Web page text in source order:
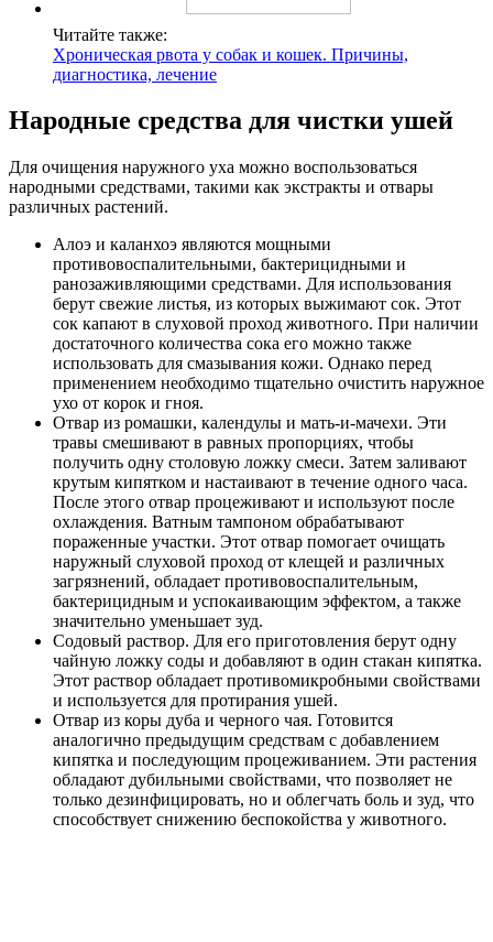
Читайте также:
Хроническая рвота у собак и кошек. Причины,
диагностика, лечение
Народные средства для чистки ушей
Для очищения наружного уха можно воспользоваться
народными средствами, такими как экстракты и отвары
различных растений.
Алоэ и каланхоэ являются мощными
противовоспалительными, бактерицидными и
ранозаживляющими средствами. Для использования
берут свежие листья, из которых выжимают сок. Этот
сок капают в слуховой проход животного. При наличии
достаточного количества сока его можно также
использовать для смазывания кожи. Однако перед
применением необходимо тщательно очистить наружное
ухо от корок и гноя.
Отвар из ромашки, календулы и мать-и-мачехи. Эти
травы смешивают в равных пропорциях, чтобы
получить одну столовую ложку смеси. Затем заливают
крутым кипятком и настаивают в течение одного часа.
После этого отвар процеживают и используют после
охлаждения. Ватным тампоном обрабатывают
пораженные участки. Этот отвар помогает очищать
наружный слуховой проход от клещей и различных
загрязнений, обладает противовоспалительным,
бактерицидным и успокаивающим эффектом, а также
значительно уменьшает зуд.
Содовый раствор. Для его приготовления берут одну
чайную ложку соды и добавляют в один стакан кипятка.
Этот раствор обладает противомикробными свойствами
и используется для протирания ушей.
Отвар из коры дуба и черного чая. Готовится
аналогично предыдущим средствам с добавлением
кипятка и последующим процеживанием. Эти растения
обладают дубильными свойствами, что позволяет не
только дезинфицировать, но и облегчать боль и зуд, что
способствует снижению беспокойства у животного.